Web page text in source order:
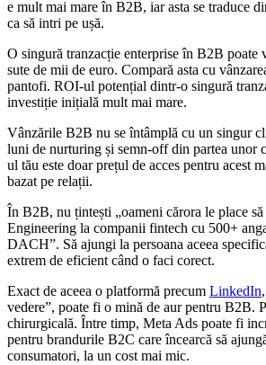
e mult mai mare în B2B, iar asta se traduce
ca să intri pe ușă.
O singură tranzacție enterprise în B2B poate
sute de mii de euro. Compară asta cu
pantofi. ROI-ul potențial dintr-o singură
investiție inițială mult mai mare.
Vânzările B2B nu se întâmplă cu un singur
luni de nurturing și semn-off din partea unor
ul tău este doar prețul de acces pentru acest
bazat pe relații.
În B2B, nu țintești „oameni cărora le place
Engineering la companii fintech cu 500+
DACH”. Să ajungi la persoana aceea
extrem de eficient când o faci corect.
Exact de aceea o platformă precum LinkedIn
vedere”, poate fi o mină de aur pentru B2B.
chirurgicală. Între timp, Meta Ads poate fi
pentru brandurile B2C care încearcă să
consumatori, la un cost mai mic.